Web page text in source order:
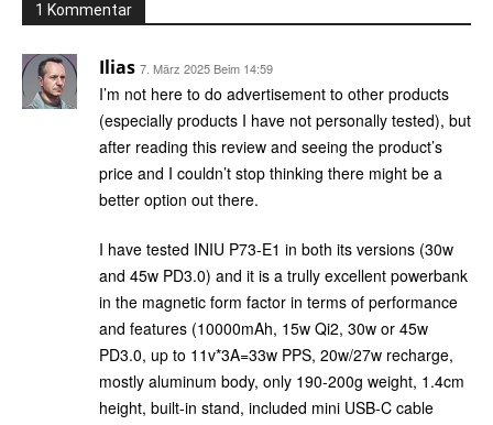
1 Kommentar
Ilias 7. März 2025 Beim 14:59
I’m not here to do advertisement to other products
(especially products I have not personally tested), but
after reading this review and seeing the product’s
price and I couldn’t stop thinking there might be a
better option out there.
I have tested INIU P73-E1 in both its versions (30w
and 45w PD3.0) and it is a trully excellent powerbank
in the magnetic form factor in terms of performance
and features (10000mAh, 15w Qi2, 30w or 45w
PD3.0, up to 11v*3A=33w PPS, 20w/27w recharge,
mostly aluminum body, only 190-200g weight, 1.4cm
height, built-in stand, included mini USB-C cable